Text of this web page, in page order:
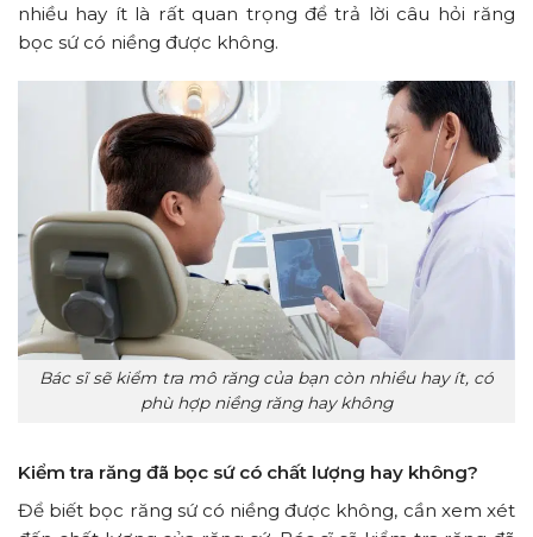
nhiều hay ít là rất quan trọng để trả lời câu hỏi răng
bọc sứ có niềng được không.
Bác sĩ sẽ kiểm tra mô răng của bạn còn nhiều hay ít, có
phù hợp niềng răng hay không
Kiểm tra răng đã bọc sứ có chất lượng hay không?
Để biết bọc răng sứ có niềng được không, cần xem xét